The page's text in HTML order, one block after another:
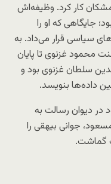
کار کرد. وظیفه‌اش
جایگاهی که او را
سیاسی قرار می‌داد. به
غزنوی تا پایان
سلطان غزنوی بود و
داده‌ها بنویسد.
در دیوان رسالت به
جوانی بیهقی را
گماشت.